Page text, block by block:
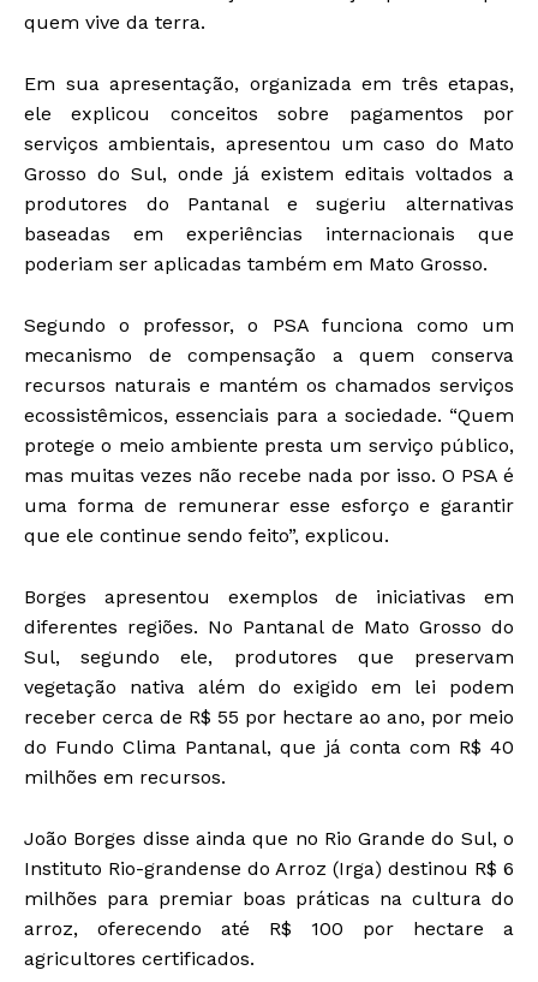
quem vive da terra.
Em sua apresentação, organizada em três etapas,
ele explicou conceitos sobre pagamentos por
serviços ambientais, apresentou um caso do Mato
Grosso do Sul, onde já existem editais voltados a
produtores do Pantanal e sugeriu alternativas
baseadas em experiências internacionais que
poderiam ser aplicadas também em Mato Grosso.
Segundo o professor, o PSA funciona como um
mecanismo de compensação a quem conserva
recursos naturais e mantém os chamados serviços
ecossistêmicos, essenciais para a sociedade. “Quem
protege o meio ambiente presta um serviço público,
mas muitas vezes não recebe nada por isso. O PSA é
uma forma de remunerar esse esforço e garantir
que ele continue sendo feito”, explicou.
Borges apresentou exemplos de iniciativas em
diferentes regiões. No Pantanal de Mato Grosso do
Sul, segundo ele, produtores que preservam
vegetação nativa além do exigido em lei podem
receber cerca de R$ 55 por hectare ao ano, por meio
do Fundo Clima Pantanal, que já conta com R$ 40
milhões em recursos.
João Borges disse ainda que no Rio Grande do Sul, o
Instituto Rio-grandense do Arroz (Irga) destinou R$ 6
milhões para premiar boas práticas na cultura do
arroz, oferecendo até R$ 100 por hectare a
agricultores certificados.